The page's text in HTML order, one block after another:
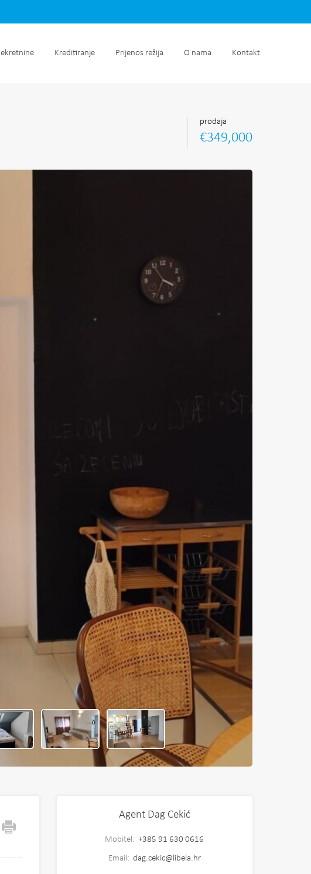
Prodaja nekretnine Kreditiranje Prijenos režija O nama Kontakt
Kreditiranje Prijenos režija O nama Kontakt
prodaja
€349,000
Agent Dag Cekić
Mobitel: +385 91 630 0616
Email: dag.cekic@libela.hr